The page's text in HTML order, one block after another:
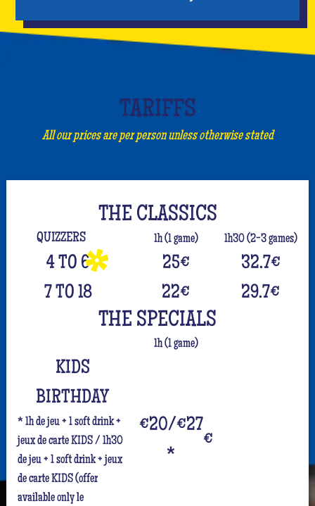
TARIFFS
All our prices are per person unless otherwise stated
THE CLASSICS
QUIZZERS 1h (1 game) 1h30 (2-3 games)
4 TO 6 25€ 32.7€
7 TO 18
22€ 29.7€
THE SPECIALS
1h (1 game)
KIDS
BIRTHDAY
* 1h de jeu + 1 soft drink +
jeux de carte KIDS / 1h30
de jeu + 1 soft drink + jeux
de carte KIDS (offer
available only le
€20/€27
*
€